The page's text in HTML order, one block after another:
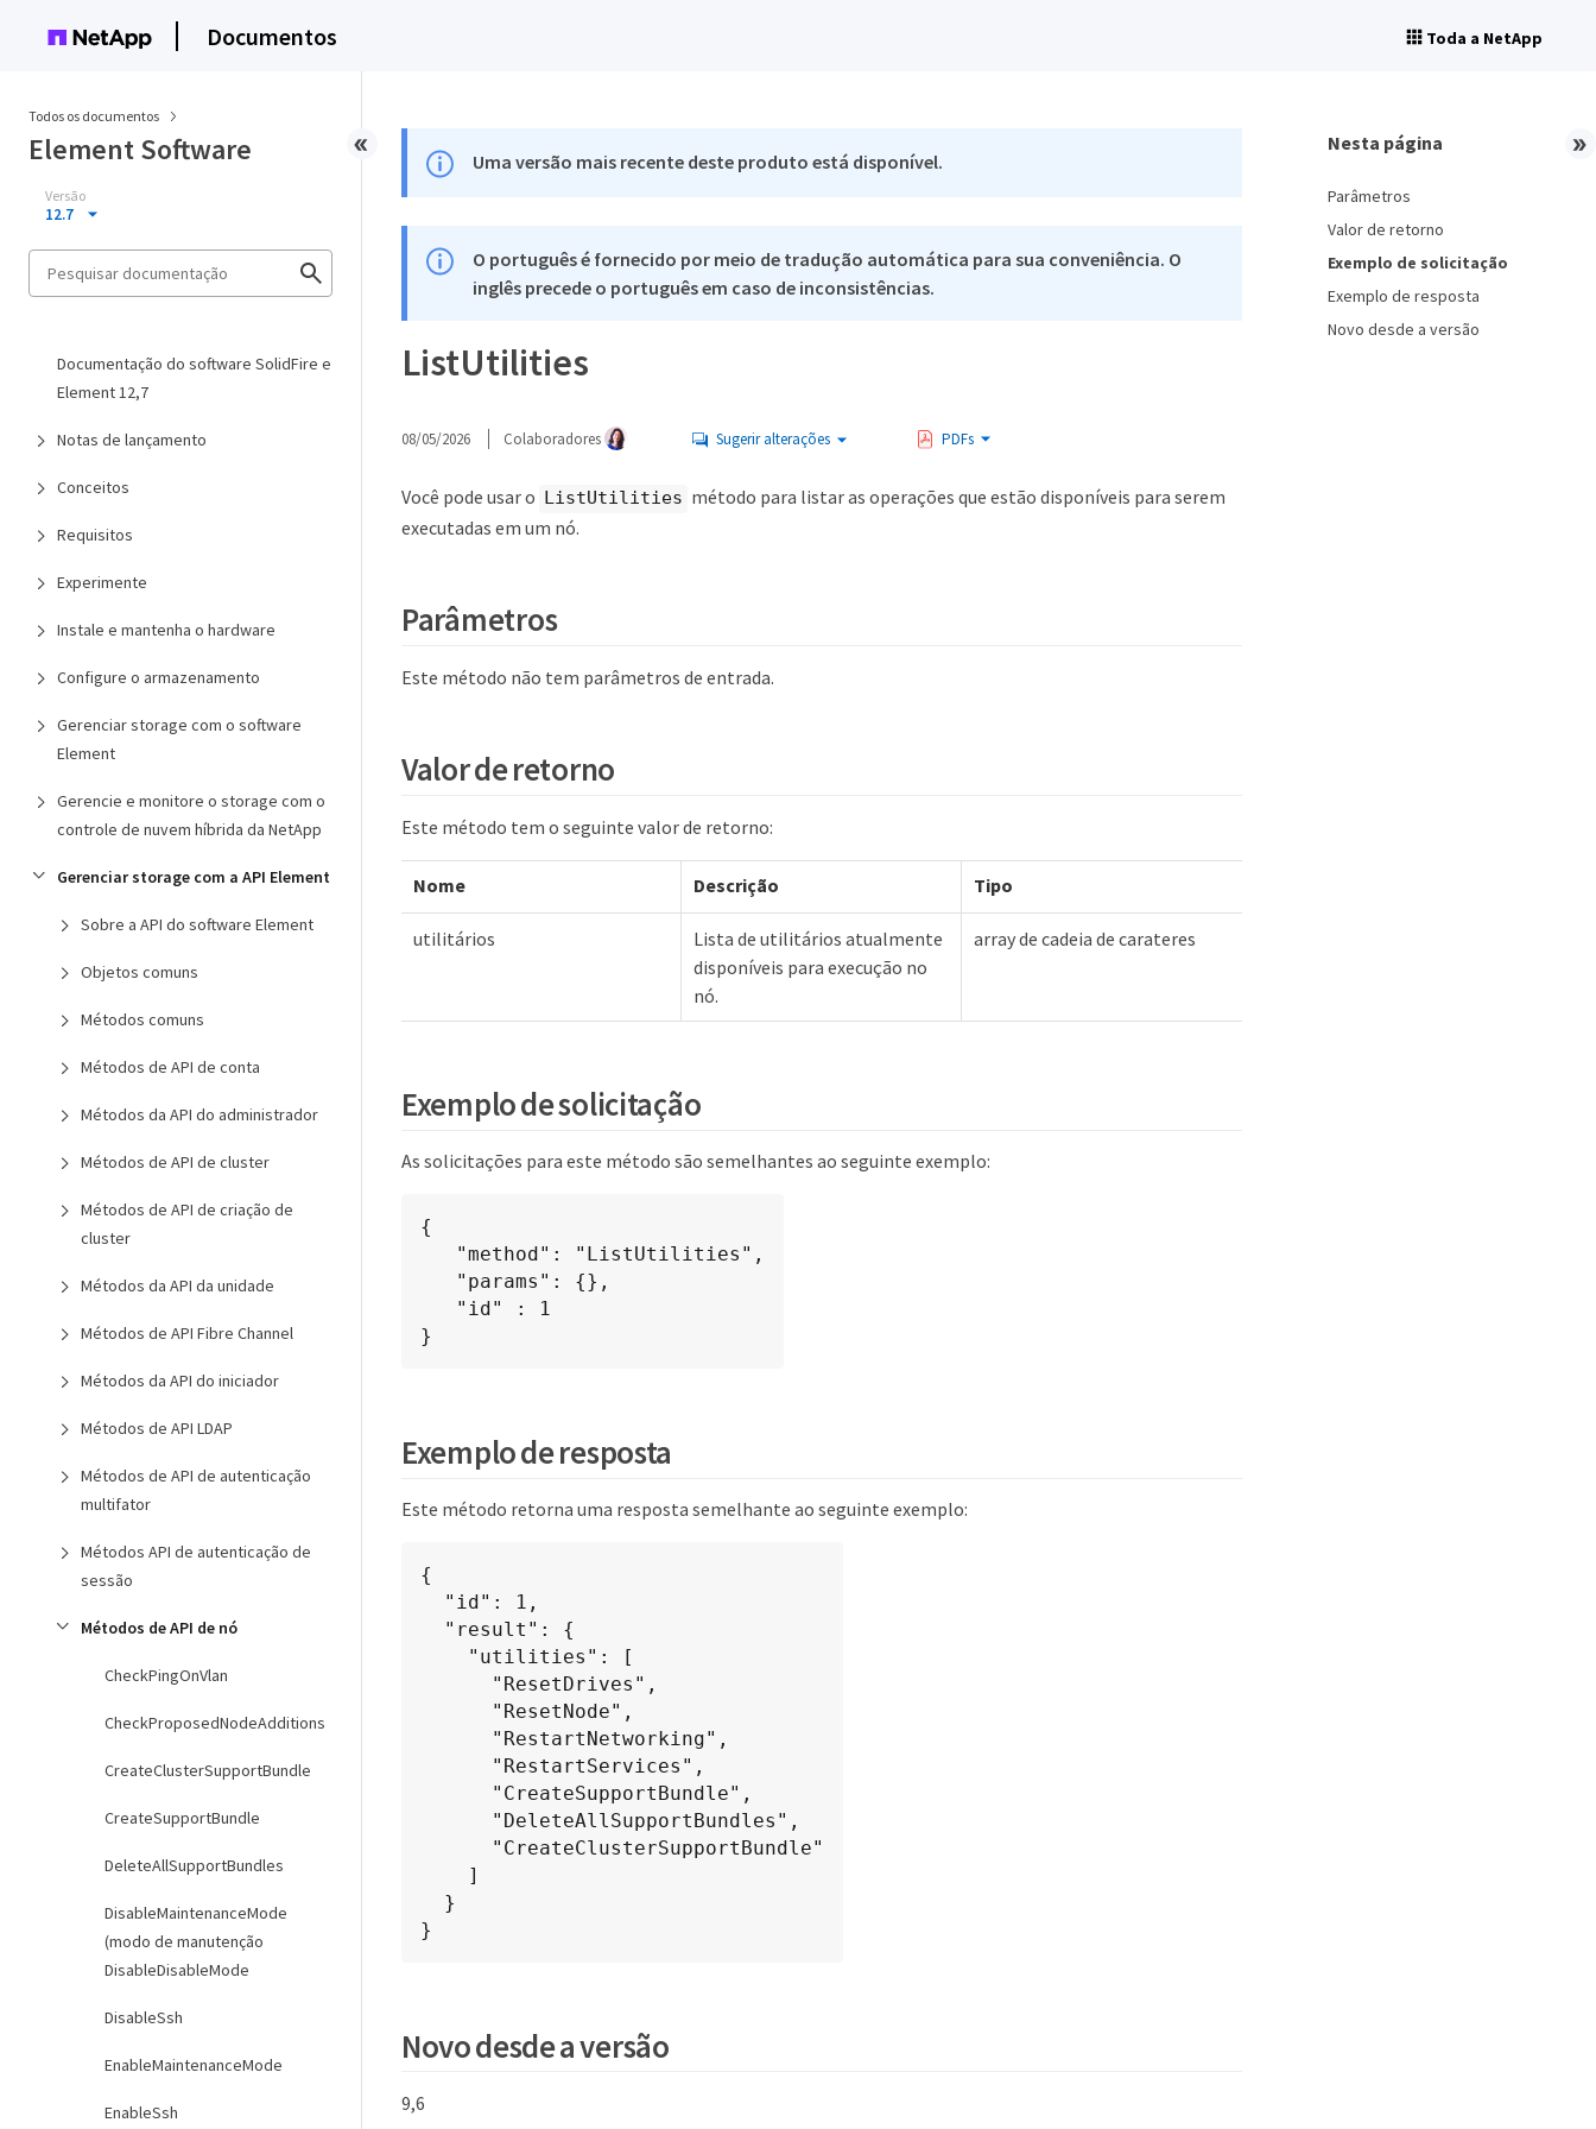
Documentos Toda a NetApp
Todos os documentos
Element Software
Versão
12.7
Documentação do software SolidFire e
Element 12,7
Notas de lançamento
Conceitos
Requisitos
Experimente
Instale e mantenha o hardware
Configure o armazenamento
Gerenciar storage com o software
Element
Gerencie e monitore o storage com o
controle de nuvem híbrida da NetApp
Gerenciar storage com a API Element
Sobre a API do software Element
Objetos comuns
Métodos comuns
Métodos de API de conta
Métodos da API do administrador
Métodos de API de cluster
Métodos de API de criação de
cluster
Métodos da API da unidade
Métodos de API Fibre Channel
Métodos da API do iniciador
Métodos de API LDAP
Métodos de API de autenticação
multifator
Métodos API de autenticação de
sessão
Métodos de API de nó
CheckPingOnVlan
CheckProposedNodeAdditions
CreateClusterSupportBundle
CreateSupportBundle
DeleteAllSupportBundles
DisableMaintenanceMode
(modo de manutenção
DisableDisableMode
DisableSsh
EnableMaintenanceMode
EnableSsh
Uma versão mais recente deste produto está disponível.
O português é fornecido por meio de tradução automática para sua conveniência. O
inglês precede o português em caso de inconsistências.
ListUtilities
08/05/2026 Colaboradores Sugerir alterações PDFs
Você pode usar o ListUtilities método para listar as operações que estão disponíveis para serem
executadas em um nó.
Parâmetros
Este método não tem parâmetros de entrada.
Valor de retorno
Este método tem o seguinte valor de retorno:
Nome Descrição Tipo
utilitários
Lista de utilitários atualmente
disponíveis para execução no
nó.
array de cadeia de carateres
Exemplo de solicitação
As solicitações para este método são semelhantes ao seguinte exemplo:
{
}
Exemplo de resposta
Este método retorna uma resposta semelhante ao seguinte exemplo:
{
}
Novo desde a versão
9,6
Nesta página
Parâmetros
Valor de retorno
Exemplo de solicitação
Exemplo de resposta
Novo desde a versão